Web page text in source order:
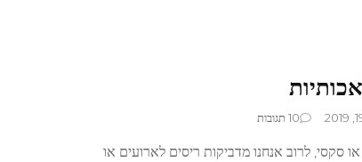
10 תגובות
להדביק
סקסי, לרוב אנחנו מדביקות ריסים לארועים או